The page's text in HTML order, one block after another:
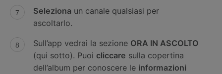
Seleziona un canale qualsiasi per
ascoltarlo.
Sull’app vedrai la sezione ORA IN ASCOLTO
(qui sotto). Puoi cliccare sulla copertina
dell’album per conoscere le informazioni